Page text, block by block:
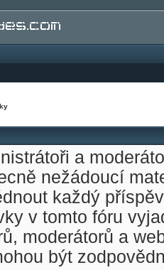
a
nežádoucí
každý
v tomto fóru
moderátorů a
být